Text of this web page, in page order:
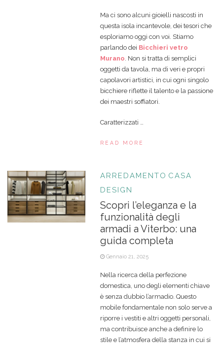
Ma ci sono alcuni gioielli nascosti in
questa isola incantevole, dei tesori che
esploriamo oggi con voi. Stiamo
parlando dei Bicchieri vetro
Murano. Non si tratta di semplici
oggetti da tavola, ma di veri e propri
capolavori artistici, in cui ogni singolo
bicchiere riflette il talento e la passione
dei maestri soffiatori.
Caratterizzati …
READ MORE
ARREDAMENTO CASA
DESIGN
Scopri l’eleganza e la
funzionalità degli
armadi a Viterbo: una
guida completa
Gennaio 21, 2025
Nella ricerca della perfezione
domestica, uno degli elementi chiave
è senza dubbio l’armadio. Questo
mobile fondamentale non solo serve a
riporre i vestiti e altri oggetti personali,
ma contribuisce anche a definire lo
stile e l’atmosfera della stanza in cui si